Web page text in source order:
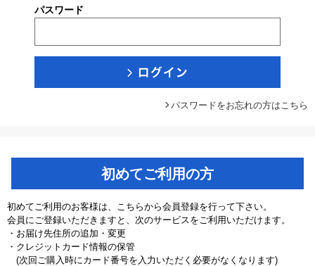
パスワード
パスワードをお忘れの方はこちら
初めてご利用の方
初めてご利用のお客様は、こちらから会員登録を行って下さい。
会員にご登録いただきますと、次のサービスをご利用いただけます。
・お届け先住所の追加・変更
・クレジットカード情報の保管
(次回ご購入時にカード番号を入力いただく必要がなくなります)